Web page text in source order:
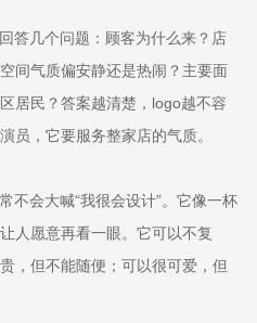
答几个问题：顾客为什么来？店
间气质偏安静还是热闹？主要面
居民？答案越清楚，logo越不容
员，它要服务整家店的气质。
不会大喊“我很会设计”。它像一杯
人愿意再看一眼。它可以不复
，但不能随便；可以很可爱，但